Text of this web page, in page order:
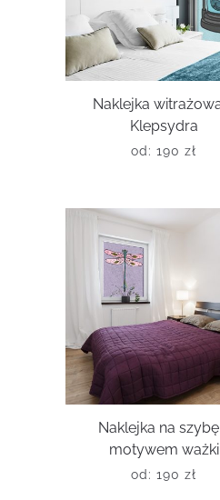
Naklejka
Klepsydra
od: 190 zł
Naklejka na
motywem ważki
od: 190 zł